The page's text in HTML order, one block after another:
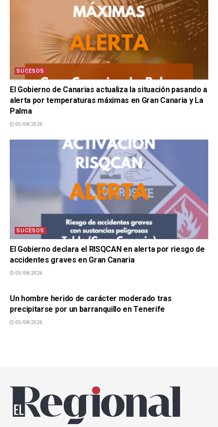
SUCESOS
El Gobierno de Canarias actualiza la situación pasando a
alerta por temperaturas máximas en Gran Canaria y La
Palma
05/08/2026
SUCESOS
El Gobierno declara el RISQCAN en alerta por riesgo de
accidentes graves en Gran Canaria
05/08/2026
Un hombre herido de carácter moderado tras
precipitarse por un barranquillo en Tenerife
05/08/2026